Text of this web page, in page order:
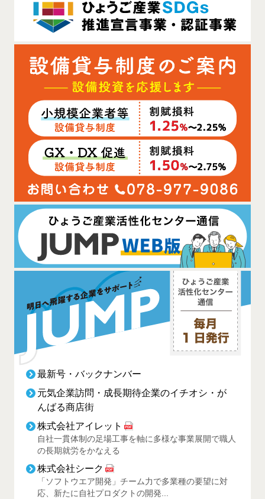
最新号・バックナンバー
元気企業訪問・成長期待企業のイチオシ・が
んばる商店街
株式会社アイレット
自社一貫体制の足場工事を軸に多様な事業展開で職人
の長期就労をかなえる
株式会社シーク
「ソフトウエア開発」チーム力で多業種の要望に対
応、新たに自社プロダクトの開発...